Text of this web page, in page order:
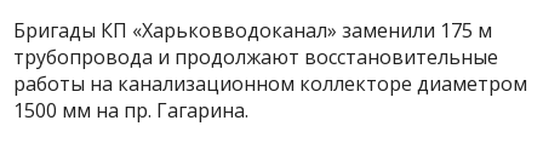
Бригады КП «Харьковводоканал» заменили 175 м
трубопровода и продолжают восстановительные
работы на канализационном коллекторе диаметром
1500 мм на пр. Гагарина.